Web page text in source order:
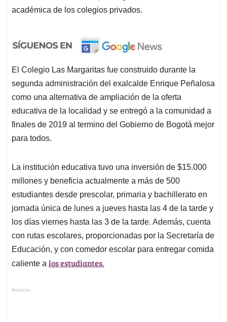
académica de los colegios privados.
El Colegio Las Margaritas fue construido durante la
segunda administración del exalcalde Enrique Peñalosa
como una alternativa de ampliación de la oferta
educativa de la localidad y se entregó a la comunidad a
finales de 2019 al termino del Gobierno de Bogotá mejor
para todos.
La institución educativa tuvo una inversión de $15.000
millones y beneficia actualmente a más de 500
estudiantes desde prescolar, primaria y bachillerato en
jornada única de lunes a jueves hasta las 4 de la tarde y
los días viernes hasta las 3 de la tarde. Además, cuenta
con rutas escolares, proporcionadas por la Secretaría de
Educación, y con comedor escolar para entregar comida
caliente a los estudiantes.
Anuncios.